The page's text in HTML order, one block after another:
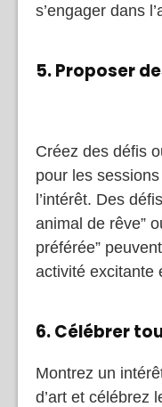
s’engager dans
5. Proposer
Créez des défis
pour les
l’intérêt. Des
animal de rêve”
préférée”
activité excitante
6. Célébrer
Montrez un
d’art et célébrez